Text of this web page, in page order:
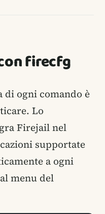
firecfg
di ogni comando è
Lo
Firejail nel
supportate
a ogni
menu del